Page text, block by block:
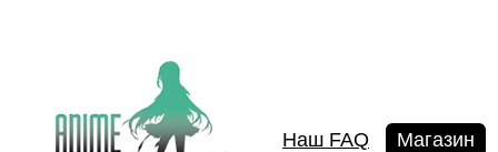
Наш FAQ Магазин